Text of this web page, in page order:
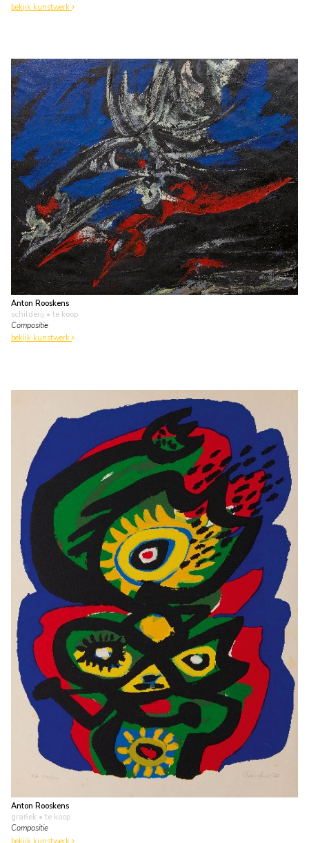
bekijk kunstwerk
Anton Rooskens
schilderij • te koop
Compositie
bekijk kunstwerk
Anton Rooskens
grafiek • te koop
Compositie